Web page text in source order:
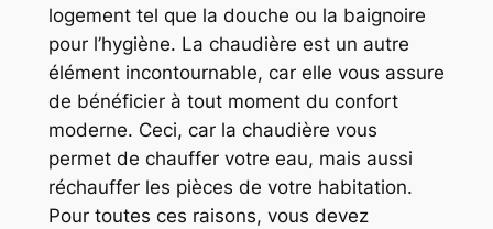
logement tel que la douche ou la baignoire
pour l’hygiène. La chaudière est un autre
élément incontournable, car elle vous assure
de bénéficier à tout moment du confort
moderne. Ceci, car la chaudière vous
permet de chauffer votre eau, mais aussi
réchauffer les pièces de votre habitation.
Pour toutes ces raisons, vous devez